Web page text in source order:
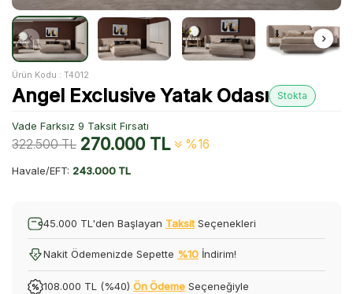
Ürün Kodu : T4012
Angel Exclusive Yatak Odası Stokta
Vade Farksız 9 Taksit Fırsatı
322.500TL 270.000TL %16
Havale/EFT: 243.000 TL
45.000 TL'den Başlayan Taksit Seçenekleri
Nakit Ödemenizde Sepette %10 İndirim!
108.000 TL (%40) Ön Ödeme Seçeneğiyle